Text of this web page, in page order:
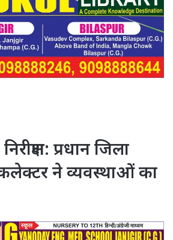
प्रधान जिला
ने व्यवस्थाओं का